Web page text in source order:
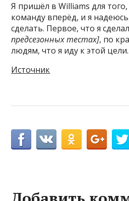
Я пришёл в Williams для
команду вперёд, и я
сделать. Первое, что я
предсезонных тестах], по
людям, что я иду к этой
Источник